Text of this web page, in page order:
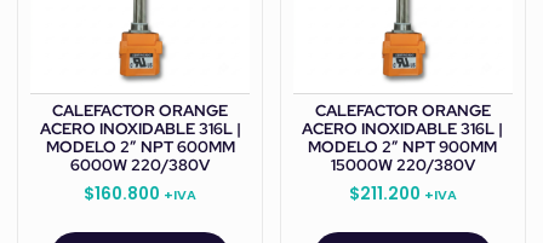
CALEFACTOR ORANGE
ACERO INOXIDABLE 316L |
MODELO 2” NPT 600MM
6000W 220/380V
$160.800 +IVA
CALEFACTOR ORANGE
ACERO INOXIDABLE 316L |
MODELO 2” NPT 900MM
15000W 220/380V
$211.200 +IVA